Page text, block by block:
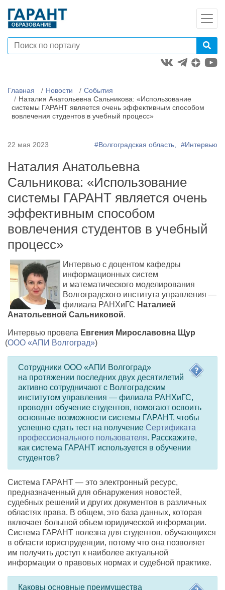
Главная Новости
События
Наталия Анатольевна Сальникова: «Использование
системы ГАРАНТ является очень эффективным способом
вовлечения студентов в учебный процесс»
22 мая 2023 #Волгоградская область, #Интервью
Наталия Анатольевна
Сальникова: «Использование
системы ГАРАНТ является очень
эффективным способом
вовлечения студентов в учебный
процесс»
Интервью с доцентом кафедры
информационных систем
и математического моделирования
Волгоградского института управления —
филиала РАНХиГС Наталией
Анатольевной Сальниковой.
Интервью провела Евгения Мирославовна Щур
(ООО «АПИ Волгоград»)
Сотрудники ООО «АПИ Волгоград»
на протяжении последних двух десятилетий
активно сотрудничают с Волгоградским
институтом управления — филиала РАНХиГС,
проводят обучение студентов, помогают освоить
основные возможности системы ГАРАНТ, чтобы
успешно сдать тест на получение Сертификата
профессионального пользователя. Расскажите,
как система ГАРАНТ используется в обучении
студентов?
Система ГАРАНТ — это электронный ресурс,
предназначенный для обнаружения новостей,
судебных решений и других документов в различных
областях права. В общем, это база данных, которая
включает большой объем юридической информации.
Система ГАРАНТ полезна для студентов, обучающихся
в области юриспруденции, потому что она позволяет
им получить доступ к наиболее актуальной
информации о правовых нормах и судебной практике.
Каковы основные преимущества